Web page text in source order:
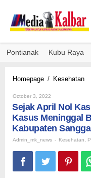
content
Pontianak Kubu Raya
Homepage / Kesehatan
October 3, 2022
Sejak April Nol
Kasus Meninggal
Kabupaten
Admin_mk_news - Kesehatan